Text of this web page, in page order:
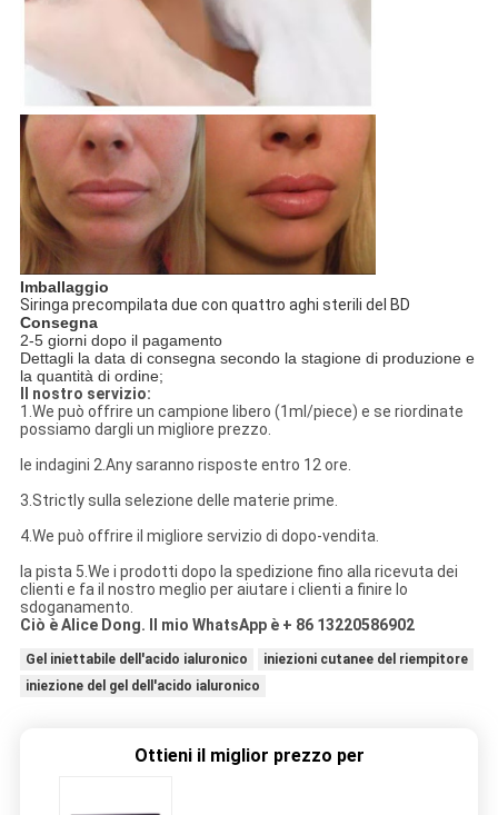
Imballaggio
Siringa precompilata due con quattro aghi sterili del BD
Consegna
2-5 giorni dopo il pagamento
Dettagli la data di consegna secondo la stagione di produzione e
la quantità di ordine;
Il nostro servizio:
1.We può offrire un campione libero (1ml/piece) e se riordinate
possiamo dargli un migliore prezzo.
le indagini 2.Any saranno risposte entro 12 ore.
3.Strictly sulla selezione delle materie prime.
4.We può offrire il migliore servizio di dopo-vendita.
la pista 5.We i prodotti dopo la spedizione fino alla ricevuta dei
clienti e fa il nostro meglio per aiutare i clienti a finire lo
sdoganamento.
Ciò è Alice Dong. Il mio WhatsApp è + 86 13220586902
Gel iniettabile dell'acido ialuronico
iniezioni cutanee del riempitore
iniezione del gel dell'acido ialuronico
Ottieni il miglior prezzo per